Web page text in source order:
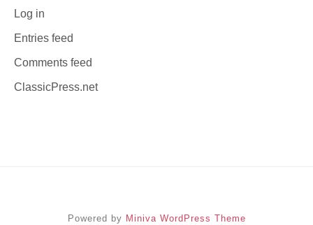
Log in
Entries feed
Comments feed
ClassicPress.net
Powered by Miniva WordPress Theme